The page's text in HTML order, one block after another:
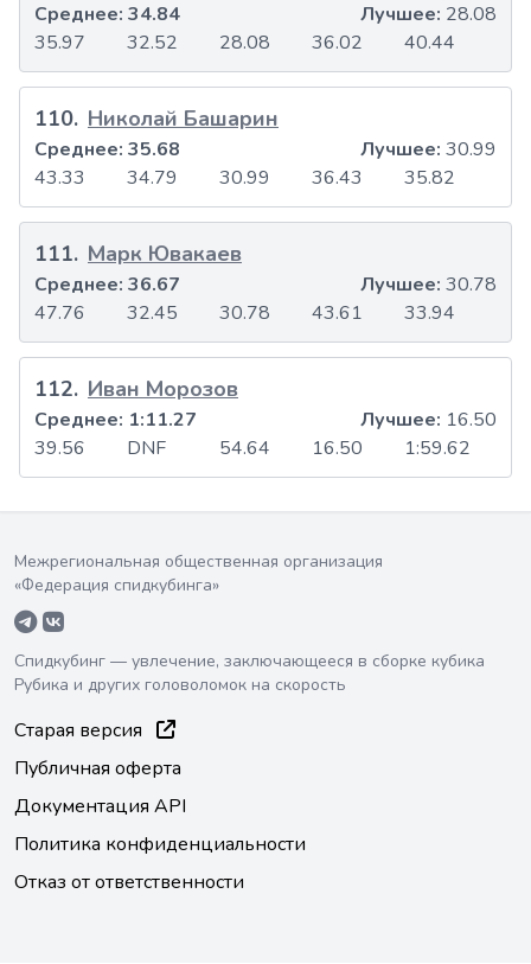
35.97 32.52 28.08 36.02 40.44
Среднее: 34.84 Лучшее: 28.08
110. Николай Башарин
43.33 34.79 30.99 36.43 35.82
Среднее: 35.68 Лучшее: 30.99
111. Марк Ювакаев
47.76 32.45 30.78 43.61 33.94
Среднее: 36.67 Лучшее: 30.78
112. Иван Морозов
39.56 DNF 54.64 16.50 1:59.62
Среднее: 1:11.27 Лучшее: 16.50
Межрегиональная общественная организация
«Федерация спидкубинга»
Спидкубинг — увлечение, заключающееся в сборке кубика
Рубика и других головоломок на скорость
Старая версия
Публичная оферта
Документация API
Политика конфиденциальности
Отказ от ответственности